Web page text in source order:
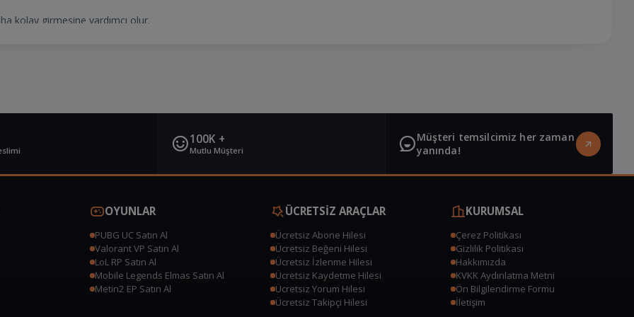
kolay girmesine yardımcı olur.
Oluşturur
için takipçi sayısı yüksek bir profil daha hızlı büyür.
Avantajları
kullanıldığında hesabınıza birçok kazanç sağlar.
100K +
Mutlu Müşteri
Müşteri temsilcimiz her zaman
yanında!
OYUNLAR
PUBG UC Satın Al
Valorant VP Satın Al
LoL RP Satın Al
Mobile Legends Elmas Satın Al
Metin2 EP Satın Al
ÜCRETSİZ ARAÇLAR
Ücretsiz Abone Hilesi
Ücretsiz Beğeni Hilesi
Ücretsiz İzlenme Hilesi
Ücretsiz Kaydetme Hilesi
Ücretsiz Yorum Hilesi
Ücretsiz Takipçi Hilesi
KURUMSAL
Çerez Politikası
Gizlilik Politikası
Hakkımızda
KVKK Aydınlatma Metni
Ön Bilgilendirme Formu
İletişim